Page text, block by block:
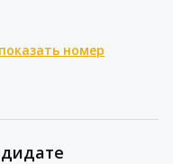
показать номер